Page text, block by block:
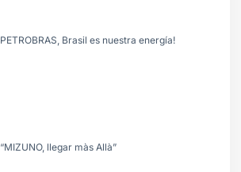
PETROBRAS, Brasil es nuestra energía!
“MIZUNO, llegar màs Allà”